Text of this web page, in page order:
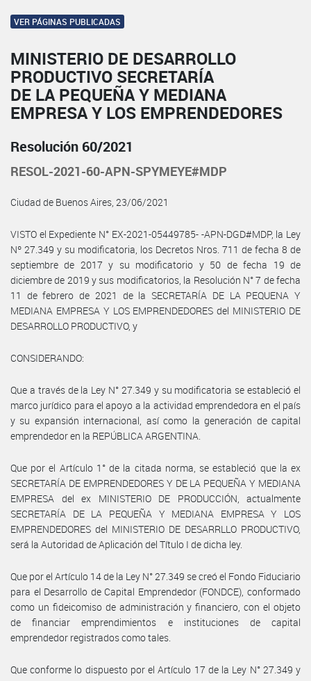
VER PÁGINAS PUBLICADAS
MINISTERIO DE DESARROLLO
PRODUCTIVO SECRETARÍA
DE LA PEQUEÑA Y MEDIANA
EMPRESA Y LOS EMPRENDEDORES
Resolución 60/2021
RESOL-2021-60-APN-SPYMEYE#MDP
Ciudad de Buenos Aires, 23/06/2021
VISTO el Expediente N° EX-2021-05449785- -APN-DGD#MDP, la Ley
Nº 27.349 y su modificatoria, los Decretos Nros. 711 de fecha 8 de
septiembre de 2017 y su modificatorio y 50 de fecha 19 de
diciembre de 2019 y sus modificatorios, la Resolución N° 7 de fecha
11 de febrero de 2021 de la SECRETARÍA DE LA PEQUENA Y
MEDIANA EMPRESA Y LOS EMPRENDEDORES del MINISTERIO DE
DESARROLLO PRODUCTIVO, y
CONSIDERANDO:
Que a través de la Ley N° 27.349 y su modificatoria se estableció el
marco jurídico para el apoyo a la actividad emprendedora en el país
y su expansión internacional, así como la generación de capital
emprendedor en la REPÚBLICA ARGENTINA.
Que por el Artículo 1° de la citada norma, se estableció que la ex
SECRETARÍA DE EMPRENDEDORES Y DE LA PEQUEÑA Y MEDIANA
EMPRESA del ex MINISTERIO DE PRODUCCIÓN, actualmente
SECRETARÍA DE LA PEQUEÑA Y MEDIANA EMPRESA Y LOS
EMPRENDEDORES del MINISTERIO DE DESARRLLO PRODUCTIVO,
será la Autoridad de Aplicación del Título I de dicha ley.
Que por el Artículo 14 de la Ley N° 27.349 se creó el Fondo Fiduciario
para el Desarrollo de Capital Emprendedor (FONDCE), conformado
como un fideicomiso de administración y financiero, con el objeto
de financiar emprendimientos e instituciones de capital
emprendedor registrados como tales.
Que conforme lo dispuesto por el Artículo 17 de la Ley N° 27.349 y